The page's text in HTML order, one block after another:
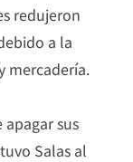
redujeron
a la
mercadería.
sus
Salas al